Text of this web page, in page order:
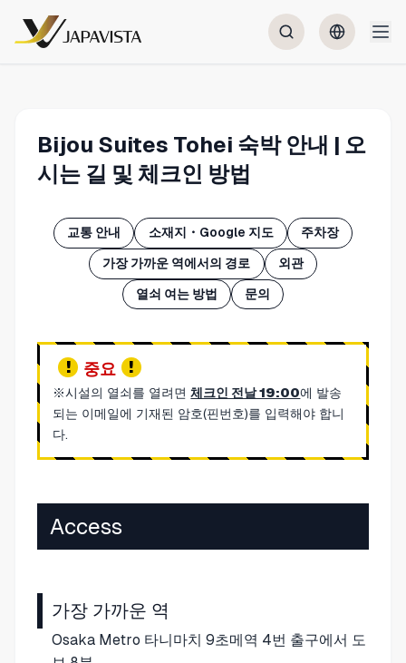
Bijou Suites Tohei 숙박 안내 | 오
시는 길 및 체크인 방법
교통 안내 소재지・Google 지도 주차장
가장 가까운 역에서의 경로 외관
열쇠 여는 방법 문의
중요
※시설의 열쇠를 열려면체크인 전날 19:00에 발송
되는 이메일에 기재된 암호(핀번호)를 입력해야 합니
다.
Access
가장 가까운 역
Osaka Metro 타니마치 9초메역 4번 출구에서 도